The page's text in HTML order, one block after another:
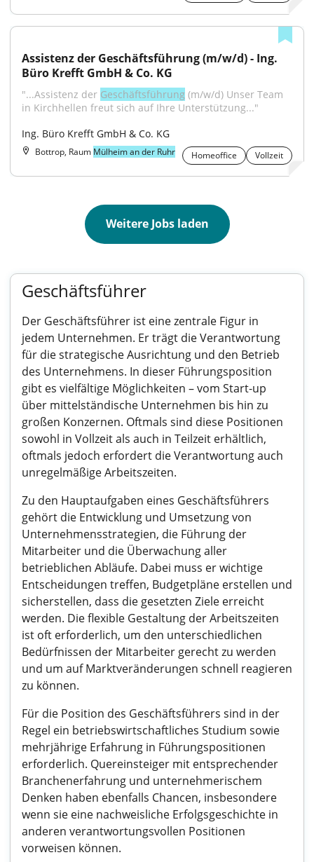
Assistenz der Geschäftsführung (m/w/d) - Ing.
Büro Krefft GmbH & Co. KG
"...Assistenz der Geschäftsführung (m/w/d) Unser Team
in Kirchhellen freut sich auf Ihre Unterstützung..."
Ing. Büro Krefft GmbH & Co. KG
Bottrop, Raum Mülheim an der Ruhr Homeoffice Vollzeit
Weitere Jobs laden
Geschäftsführer
Der Geschäftsführer ist eine zentrale Figur in
jedem Unternehmen. Er trägt die Verantwortung
für die strategische Ausrichtung und den Betrieb
des Unternehmens. In dieser Führungsposition
gibt es vielfältige Möglichkeiten – vom Start-up
über mittelständische Unternehmen bis hin zu
großen Konzernen. Oftmals sind diese Positionen
sowohl in Vollzeit als auch in Teilzeit erhältlich,
oftmals jedoch erfordert die Verantwortung auch
unregelmäßige Arbeitszeiten.
Zu den Hauptaufgaben eines Geschäftsführers
gehört die Entwicklung und Umsetzung von
Unternehmensstrategien, die Führung der
Mitarbeiter und die Überwachung aller
betrieblichen Abläufe. Dabei muss er wichtige
Entscheidungen treffen, Budgetpläne erstellen und
sicherstellen, dass die gesetzten Ziele erreicht
werden. Die flexible Gestaltung der Arbeitszeiten
ist oft erforderlich, um den unterschiedlichen
Bedürfnissen der Mitarbeiter gerecht zu werden
und um auf Marktveränderungen schnell reagieren
zu können.
Für die Position des Geschäftsführers sind in der
Regel ein betriebswirtschaftliches Studium sowie
mehrjährige Erfahrung in Führungspositionen
erforderlich. Quereinsteiger mit entsprechender
Branchenerfahrung und unternehmerischem
Denken haben ebenfalls Chancen, insbesondere
wenn sie eine nachweisliche Erfolgsgeschichte in
anderen verantwortungsvollen Positionen
vorweisen können.